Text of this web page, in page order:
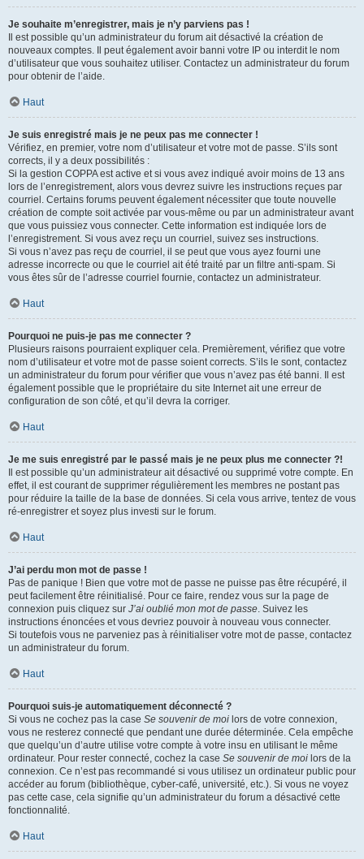
Je souhaite m’enregistrer, mais je n’y parviens pas !
Il est possible qu’un administrateur du forum ait désactivé la création de
nouveaux comptes. Il peut également avoir banni votre IP ou interdit le nom
d’utilisateur que vous souhaitez utiliser. Contactez un administrateur du forum
pour obtenir de l’aide.
Haut
Je suis enregistré mais je ne peux pas me connecter !
Vérifiez, en premier, votre nom d’utilisateur et votre mot de passe. S’ils sont
corrects, il y a deux possibilités :
Si la gestion COPPA est active et si vous avez indiqué avoir moins de 13 ans
lors de l’enregistrement, alors vous devrez suivre les instructions reçues par
courriel. Certains forums peuvent également nécessiter que toute nouvelle
création de compte soit activée par vous-même ou par un administrateur avant
que vous puissiez vous connecter. Cette information est indiquée lors de
l’enregistrement. Si vous avez reçu un courriel, suivez ses instructions.
Si vous n’avez pas reçu de courriel, il se peut que vous ayez fourni une
adresse incorrecte ou que le courriel ait été traité par un filtre anti-spam. Si
vous êtes sûr de l’adresse courriel fournie, contactez un administrateur.
Haut
Pourquoi ne puis-je pas me connecter ?
Plusieurs raisons pourraient expliquer cela. Premièrement, vérifiez que votre
nom d’utilisateur et votre mot de passe soient corrects. S’ils le sont, contactez
un administrateur du forum pour vérifier que vous n’avez pas été banni. Il est
également possible que le propriétaire du site Internet ait une erreur de
configuration de son côté, et qu’il devra la corriger.
Haut
Je me suis enregistré par le passé mais je ne peux plus me connecter ?!
Il est possible qu’un administrateur ait désactivé ou supprimé votre compte. En
effet, il est courant de supprimer régulièrement les membres ne postant pas
pour réduire la taille de la base de données. Si cela vous arrive, tentez de vous
ré-enregistrer et soyez plus investi sur le forum.
Haut
J’ai perdu mon mot de passe !
Pas de panique ! Bien que votre mot de passe ne puisse pas être récupéré, il
peut facilement être réinitialisé. Pour ce faire, rendez vous sur la page de
connexion puis cliquez sur J’ai oublié mon mot de passe. Suivez les
instructions énoncées et vous devriez pouvoir à nouveau vous connecter.
Si toutefois vous ne parveniez pas à réinitialiser votre mot de passe, contactez
un administrateur du forum.
Haut
Pourquoi suis-je automatiquement déconnecté ?
Si vous ne cochez pas la case Se souvenir de moi lors de votre connexion,
vous ne resterez connecté que pendant une durée déterminée. Cela empêche
que quelqu’un d’autre utilise votre compte à votre insu en utilisant le même
ordinateur. Pour rester connecté, cochez la case Se souvenir de moi lors de la
connexion. Ce n’est pas recommandé si vous utilisez un ordinateur public pour
accéder au forum (bibliothèque, cyber-café, université, etc.). Si vous ne voyez
pas cette case, cela signifie qu’un administrateur du forum a désactivé cette
fonctionnalité.
Haut